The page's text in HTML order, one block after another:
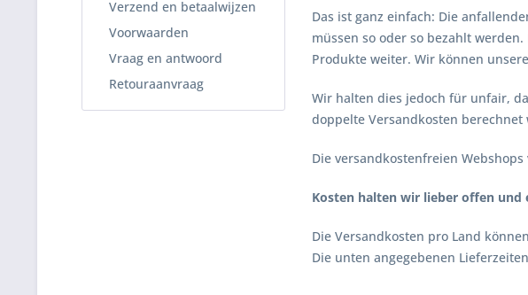
Verzend en betaalwijzen
Voorwaarden
Vraag en antwoord
Retouraanvraag
Das ist ganz einfach: Die
müssen so oder so bezahlt
Produkte weiter. Wir können
Wir halten dies jedoch für unfair,
doppelte Versandkosten berechnet
Die versandkostenfreien
Kosten halten wir lieber offen und
Die Versandkosten pro Land
Die unten angegebenen